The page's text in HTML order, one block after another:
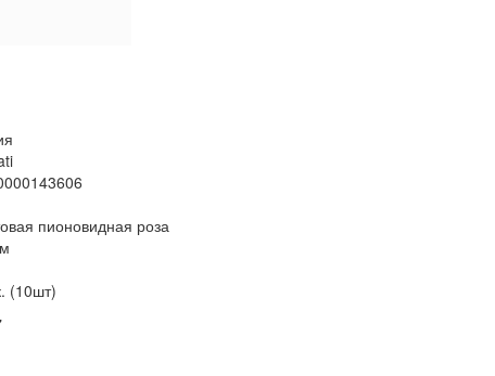
пионовидная роза
(10шт)